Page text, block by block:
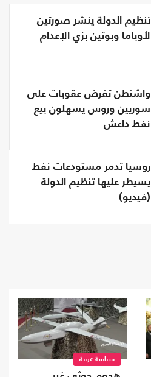
تنظيم الدولة ينشر صورتين
لأوباما وبوتين بزي الإعدام
واشنطن تفرض عقوبات على
سوريين وروس يسهلون بيع
نفط داعش
روسيا تدمر مستودعات نفط
يسيطر عليها تنظيم الدولة
(فيديو)
سياسة عربية